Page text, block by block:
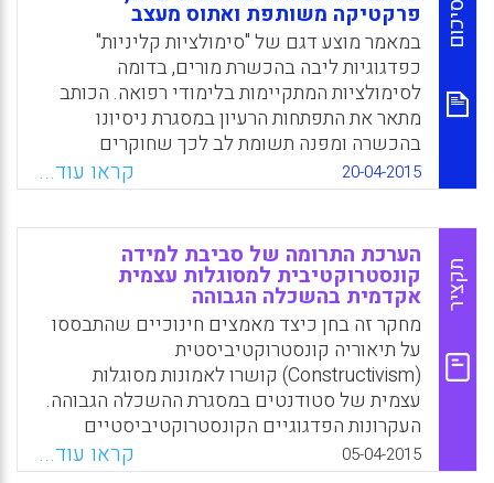
סיכום פרקטיקה משותפת ואתוס מעצב
במאמר מוצע דגם של "סימולציות קליניות"
כפדגוגיות ליבה בהכשרת מורים, בדומה
לסימולציות המתקיימות בלימודי רפואה. הכותב
מתאר את התפתחות הרעיון במסגרת ניסיונו
בהכשרה ומפנה תשומת לב לכך שחוקרים
מתייחסים לצורך בפרקטיקות ליבה בהוראה
בכיתה ובפדגוגיות ליבה בהכשרת מורים. במאמר
משולבות דוגמאות של סימולציות להמחשת
הרעיון (Benjamin H. Dotger).
WhatsApp
Facebook
Email
X
20-04-2015 קראו עוד...
תקציר
הערכת התרומה של סביבת למידה
קונסטרוקטיבית למסוגלות עצמית
אקדמית בהשכלה הגבוהה
מחקר זה בחן כיצד מאמצים חינוכיים שהתבססו
על תיאוריה קונסטרוקטיביסטית
(Constructivism) קושרו לאמונות מסוגלות
עצמית של סטודנטים במסגרת ההשכלה הגבוהה.
העקרונות הפדגוגיים הקונסטרוקטיביסטיים
הנתפסים והמסוגלות העצמית האקדמית נמדדו
05-04-2015 קראו עוד...